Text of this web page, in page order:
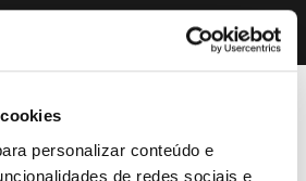
personalizar conteúdo e
de redes sociais e